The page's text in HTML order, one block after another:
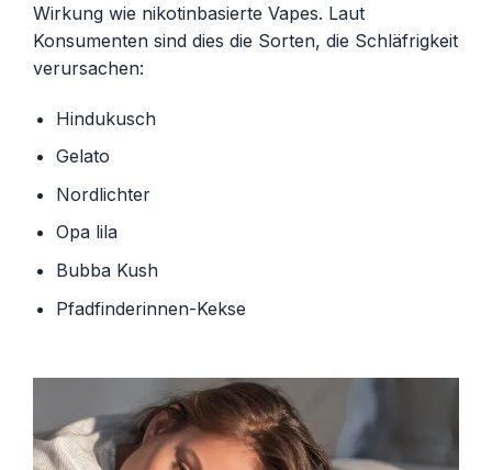
Wirkung wie nikotinbasierte Vapes. Laut
Konsumenten sind dies die Sorten, die Schläfrigkeit
verursachen:
Hindukusch
Gelato
Nordlichter
Opa lila
Bubba Kush
Pfadfinderinnen-Kekse